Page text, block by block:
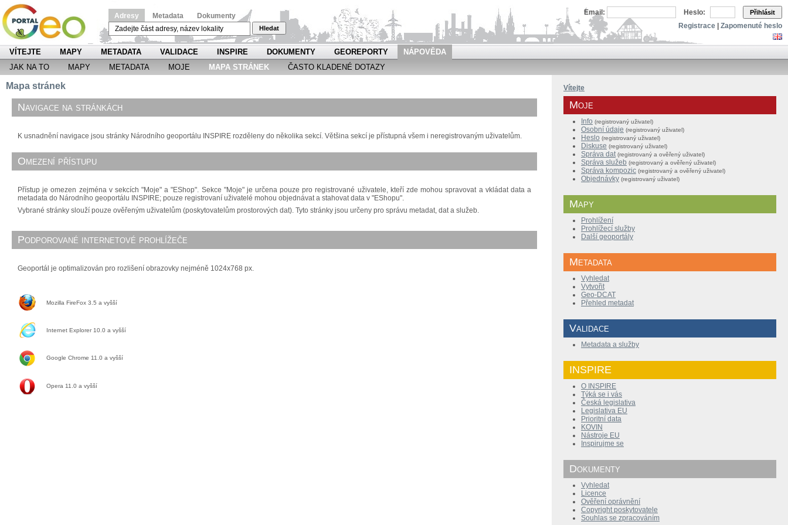
Adresy Metadata Dokumenty
Hledat
Email: Heslo: Přihlásit
Registrace Zapomenuté heslo
VÍTEJTE MAPY METADATA VALIDACE INSPIRE DOKUMENTY GEOREPORTY
NÁPOVĚDA
JAK NA TO
MAPY METADATA MOJE MAPA STRÁNEK ČASTO KLADENÉ DOTAZY
Mapa stránek
Navigace na stránkách
K usnadnění navigace jsou stránky Národního geoportálu INSPIRE rozděleny do několika sekcí. Většina sekcí je přístupná všem i neregistrovaným uživatelům.
Omezení přístupu
Přístup je omezen zejména v sekcích "Moje" a "EShop". Sekce "Moje" je určena pouze pro registrované uživatele, kteří zde mohou spravovat a vkládat data a
metadata do Národního geoportálu INSPIRE; pouze registrovaní uživatelé mohou objednávat a stahovat data v "EShopu".
Vybrané stránky slouží pouze ověřeným uživatelům (poskytovatelům prostorových dat). Tyto stránky jsou určeny pro správu metadat, dat a služeb.
Podporované internetové prohlížeče
Geoportál je optimalizován pro rozlišení obrazovky nejméně 1024x768 px.
Mozilla FireFox 3.5 a vyšší
Internet Explorer 10.0 a vyšší
Google Chrome 11.0 a vyšší
Opera 11.0 a vyšší
Vítejte
Moje
Info (registrovaný uživatel)
Osobní údaje (registrovaný uživatel)
Heslo (registrovaný uživatel)
Diskuse (registrovaný uživatel)
Správa dat (registrovaný a ověřený uživatel)
Správa služeb (registrovaný a ověřený uživatel)
Správa kompozic (registrovaný a ověřený uživatel)
Objednávky (registrovaný uživatel)
Mapy
Prohlížení
Prohlížecí služby
Další geoportály
Metadata
Vyhledat
Vytvořit
Geo-DCAT
Přehled metadat
Validace
Metadata a služby
INSPIRE
O INSPIRE
Týká se i vás
Česká legislativa
Legislativa EU
Prioritní data
KOVIN
Nástroje EU
Inspirujme se
Dokumenty
Vyhledat
Licence
Ověření oprávnění
Copyright poskytovatele
Souhlas se zpracováním